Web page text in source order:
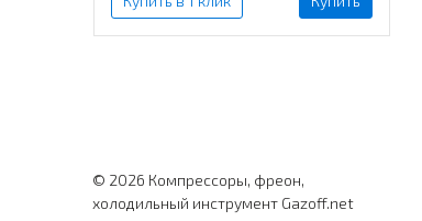
© 2026 Компрессоры, фреон,
холодильный инструмент Gazoff.net